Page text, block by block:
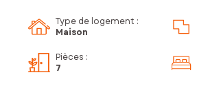
Type de logement :
Maison
Pièces :
7